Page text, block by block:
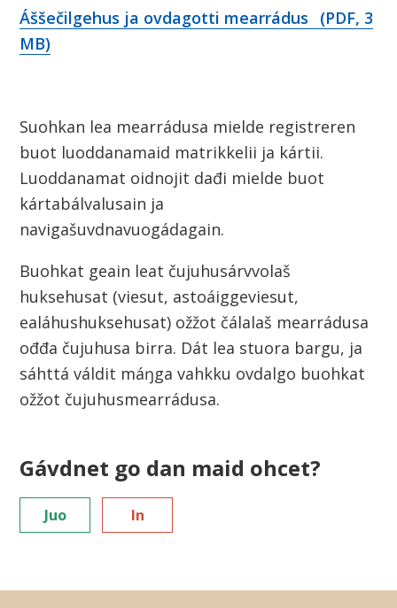
Áššečilgehus ja ovdagotti mearrádus
(PDF, 3
MB)
Suohkan lea mearrádusa mielde registreren
buot luoddanamaid matrikkelii ja kártii.
Luoddanamat oidnojit dađi mielde buot
kártabálvalusain ja
navigašuvdnavuogádagain.
Buohkat geain leat čujuhusárvvolaš
huksehusat (viesut, astoáiggeviesut,
ealáhushuksehusat) ožžot čálalaš mearrádusa
ođđa čujuhusa birra. Dát lea stuora bargu, ja
sáhttá váldit máŋga vahkku ovdalgo buohkat
ožžot čujuhusmearrádusa.
Gávdnet go dan maid ohcet?
Juo In